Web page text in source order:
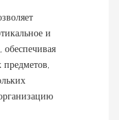
и
обеспечивая
предметов,